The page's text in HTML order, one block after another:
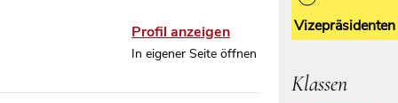
Profil anzeigen
In eigener Seite öffnen
Vizepräsidenten
Klassen